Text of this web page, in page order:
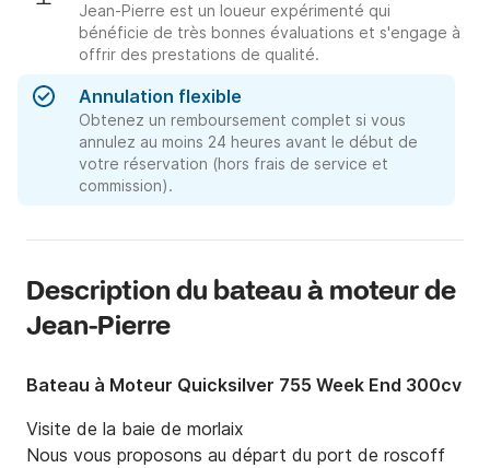
Jean-Pierre est un loueur expérimenté qui
bénéficie de très bonnes évaluations et s'engage à
offrir des prestations de qualité.
Annulation flexible
Obtenez un remboursement complet si vous
annulez au moins 24 heures avant le début de
votre réservation (hors frais de service et
commission).
Description du bateau à moteur de
Jean-Pierre
Bateau à Moteur Quicksilver 755 Week End 300cv
Visite de la baie de morlaix
Nous vous proposons au départ du port de roscoff